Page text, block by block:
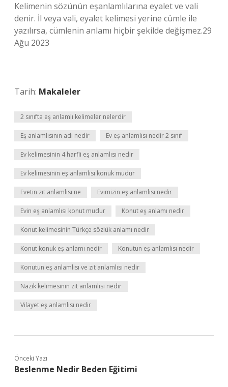
Kelimenin sözünün eşanlamlılarına eyalet ve vali
denir. İl veya vali, eyalet kelimesi yerine cümle ile
yazılırsa, cümlenin anlamı hiçbir şekilde değişmez.29
Ağu 2023
Tarih: Makaleler
2 sınıfta eş anlamlı kelimeler nelerdir
Eş anlamlısının adı nedir Ev eş anlamlısı nedir 2 sınıf
Ev kelimesinin 4 harfli eş anlamlısı nedir
Ev kelimesinin eş anlamlısı konuk mudur
Evetin zıt anlamlısı ne Evimizin eş anlamlısı nedir
Evin eş anlamlısı konut mudur Konut eş anlamı nedir
Konut kelimesinin Türkçe sözlük anlamı nedir
Konut konuk eş anlamı nedir Konutun eş anlamlısı nedir
Konutun eş anlamlısı ve zıt anlamlısı nedir
Nazik kelimesinin zıt anlamlısı nedir
Vilayet eş anlamlısı nedir
Önceki Yazı
Beslenme Nedir Beden Eğitimi